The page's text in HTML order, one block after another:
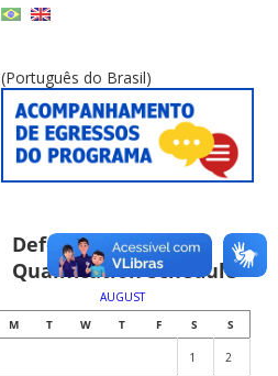
(Português do Brasil)
Defense and
Qualification Schedule
AUGUST
M
T W T F S S
1 2